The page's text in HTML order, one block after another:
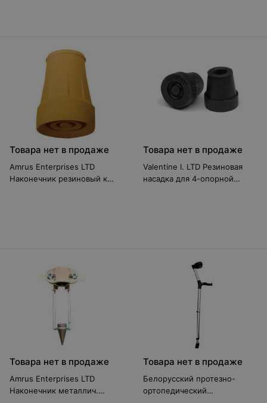
Товара нет в продаже
Amrus Enterprises LTD
Наконечник резиновый к
Товара нет в продаже
Valentine I. LTD Резиновая
насадка для 4-опорной
Товара нет в продаже
Amrus Enterprises LTD
Наконечник металлич.
Товара нет в продаже
Белорусский протезно-
ортопедический